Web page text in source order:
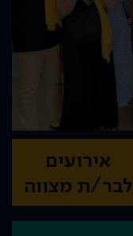
אירועים
לבר/ת מצווה